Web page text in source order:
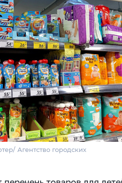
Агентство городских